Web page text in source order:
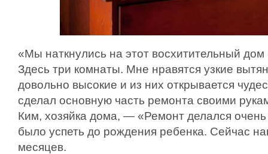
«Мы наткнулись на этот восхитительный
Здесь три комнаты. Мне нравятся узкие
довольно высокие и из них открывается
сделал основную часть ремонта своими
Ким, хозяйка дома, — «Ремонт делался
было успеть до рождения ребенка. Сейчас
месяцев.